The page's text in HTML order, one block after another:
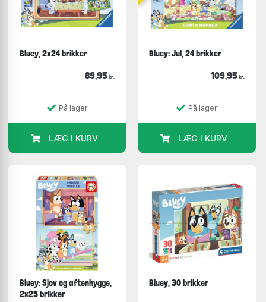
Bluey, 2x24 brikker
89,95 kr.
På lager
LÆG I KURV
Bluey: Jul, 24 brikker
109,95 kr.
På lager
LÆG I KURV
Bluey: Sjov og aftenhygge,
2x25 brikker
Bluey, 30 brikker